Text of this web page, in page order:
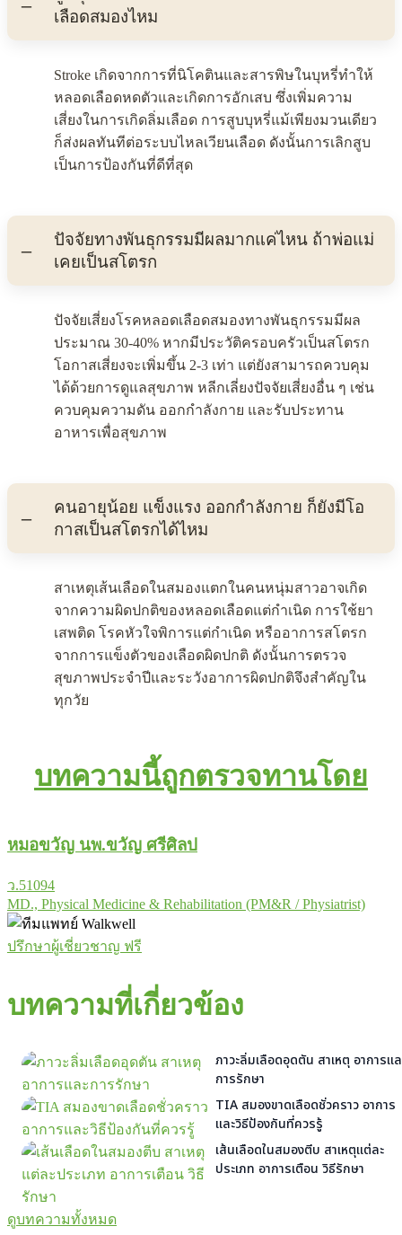
เลือดสมองไหม
Stroke เกิดจากการที่นิโคตินและสารพิษในบุหรี่ทำให้
หลอดเลือดหดตัวและเกิดการอักเสบ ซึ่งเพิ่มความ
เสี่ยงในการเกิดลิ่มเลือด การสูบบุหรี่แม้เพียงมวนเดียว
ก็ส่งผลทันทีต่อระบบไหลเวียนเลือด ดังนั้นการเลิกสูบ
เป็นการป้องกันที่ดีที่สุด
ปัจจัยทางพันธุกรรมมีผลมากแค่ไหน ถ้าพ่อแม่
เคยเป็นสโตรก
ปัจจัยเสี่ยงโรคหลอดเลือดสมองทางพันธุกรรมมีผล
ประมาณ 30-40% หากมีประวัติครอบครัวเป็นสโตรก
โอกาสเสี่ยงจะเพิ่มขึ้น 2-3 เท่า แต่ยังสามารถควบคุม
ได้ด้วยการดูแลสุขภาพ หลีกเลี่ยงปัจจัยเสี่ยงอื่น ๆ เช่น
ควบคุมความดัน ออกกำลังกาย และรับประทาน
อาหารเพื่อสุขภาพ
คนอายุน้อย แข็งแรง ออกกำลังกาย ก็ยังมีโอ
กาสเป็นสโตรกได้ไหม
สาเหตุเส้นเลือดในสมองแตกในคนหนุ่มสาวอาจเกิด
จากความผิดปกติของหลอดเลือดแต่กำเนิด การใช้ยา
เสพติด โรคหัวใจพิการแต่กำเนิด หรืออาการสโตรก
จากการแข็งตัวของเลือดผิดปกติ ดังนั้นการตรวจ
สุขภาพประจำปีและระวังอาการผิดปกติจึงสำคัญใน
ทุกวัย
บทความนี้ถูกตรวจทานโดย
หมอขวัญ นพ.ขวัญ ศรีศิลป
ว.51094
MD., Physical Medicine & Rehabilitation (PM&R / Physiatrist)
ปรึกษาผู้เชี่ยวชาญ ฟรี
บทความที่เกี่ยวข้อง
ภาวะลิ่มเลือดอุดตัน สาเหตุ อาการแ
การรักษา
TIA สมองขาดเลือดชั่วคราว อาการ
และวิธีป้องกันที่ควรรู้
เส้นเลือดในสมองตีบ สาเหตุแต่ละ
ประเภท อาการเตือน วิธีรักษา
ดูบทความทั้งหมด